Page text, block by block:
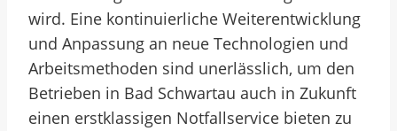
wird. Eine kontinuierliche Weiterentwicklung
und Anpassung an neue Technologien und
Arbeitsmethoden sind unerlässlich, um den
Betrieben in Bad Schwartau auch in Zukunft
einen erstklassigen Notfallservice bieten zu